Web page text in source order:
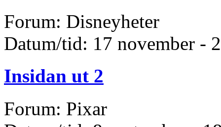
Forum: Disneyheter
Datum/tid: 17 november -
Insidan ut 2
Forum: Pixar